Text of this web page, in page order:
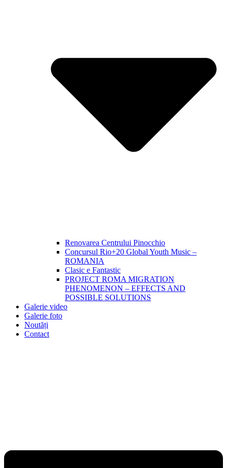
Renovarea Centrului Pinocchio
Concursul Rio+20 Global Youth Music –
ROMANIA
Clasic e Fantastic
PROJECT ROMA MIGRATION
PHENOMENON – EFFECTS AND
POSSIBLE SOLUTIONS
Galerie video
Galerie foto
Noutăți
Contact